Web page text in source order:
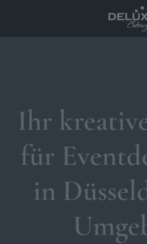
Ihr
für
in